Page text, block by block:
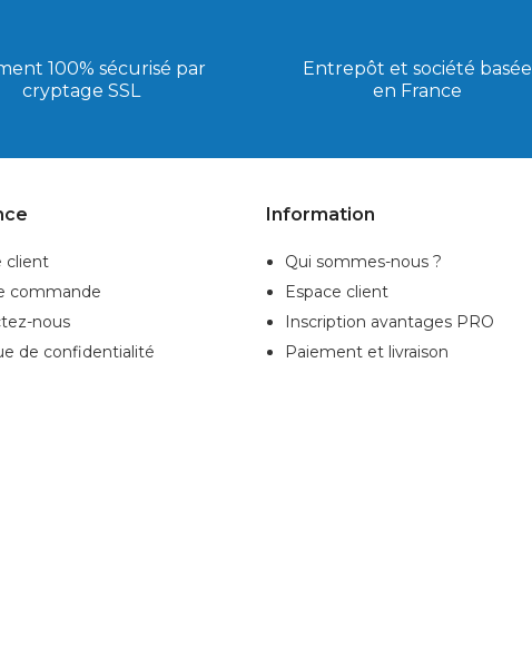
100% sécurisé par
cryptage SSL
Entrepôt et société basée
en France
client
commande
nous
de confidentialité
Information
Qui sommes-nous ?
Espace client
Inscription avantages PRO
Paiement et livraison